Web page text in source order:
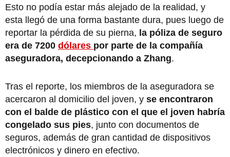
Esto no podía estar más alejado de la realidad, y
esta llegó de una forma bastante dura, pues luego de
reportar la pérdida de su pierna, la póliza de seguro
era de 7200 dólares por parte de la compañía
aseguradora, decepcionando a Zhang.
Tras el reporte, los miembros de la aseguradora se
acercaron al domicilio del joven, y se encontraron
con el balde de plástico con el que el joven habría
congelado sus pies, junto con documentos de
seguros, además de gran cantidad de dispositivos
electrónicos y dinero en efectivo.